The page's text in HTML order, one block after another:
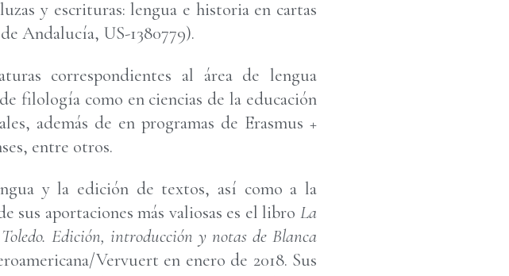
y escrituras: lengua e historia en cartas
Andalucía, US-1380779).
correspondientes al área de lengua
filología como en ciencias de la educación
además de en programas de Erasmus +
entre otros.
y la edición de textos, así como a la
sus aportaciones más valiosas es el libro La
Edición, introducción y notas de Blanca
Vervuert en enero de 2018. Sus